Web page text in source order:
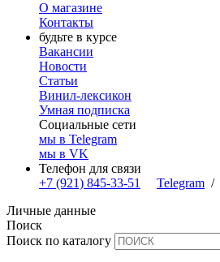
О магазине
Контакты
будьте в курсе
Вакансии
Новости
Статьи
Винил-лексикон
Умная подписка
Социальные сети
мы в Telegram
мы в VK
Телефон для связи
+7 (921) 845-33-51
Telegram /
Личные данные
Поиск
Поиск по каталогу